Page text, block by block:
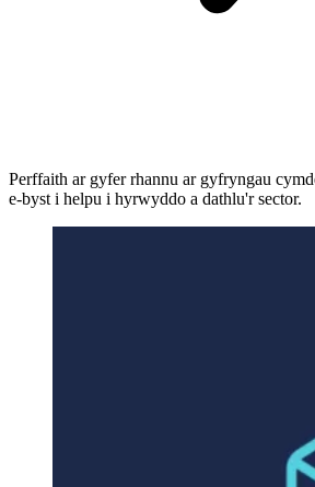
Perffaith ar gyfer rhannu ar gyfryngau
e-byst i helpu i hyrwyddo a dathlu'r sector.